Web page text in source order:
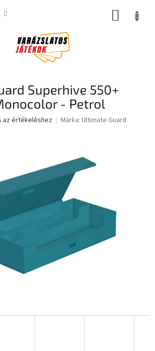
KOSÁR
Superhive 550+
- Petrol
az értékeléshez Márka: Ultimate Guard